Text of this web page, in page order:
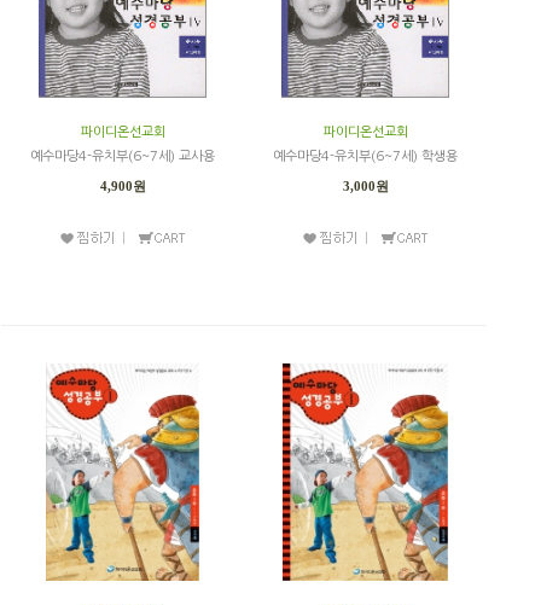
파이디온선교회
예수마당4-유치부(6~7세) 교사용
4,900원
파이디온선교회
예수마당4-유치부(6~7세) 학생용
3,000원